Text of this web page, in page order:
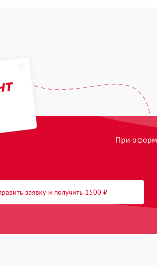
При
заявку и получить 1500 ₽